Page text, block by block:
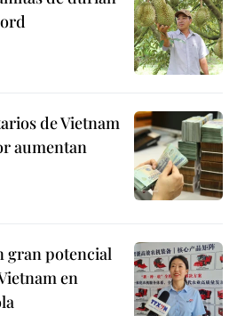
de Vietnam
aumentan
gran potencial
en